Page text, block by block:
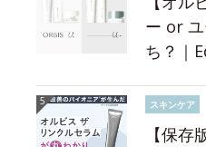
ー or
ち？｜
スキンケア
【保存